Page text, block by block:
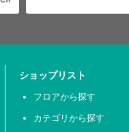
ショップリスト
フロアから探す
カテゴリから探す